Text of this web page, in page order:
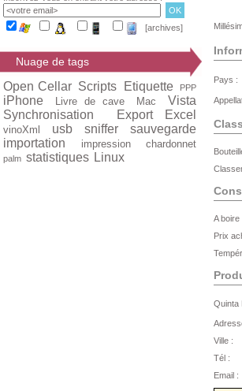
[archives]
Nuage de tags
Open Cellar Scripts Etiquette PPP
iPhone Livre de cave Mac
Vista
Synchronisation
Export Excel
vinoXml usb sniffer
sauvegarde
importation
impression chardonnet
palm statistiques Linux
Pays :
A boire
Prix
Quinta
Ville :
Tél :
Email :